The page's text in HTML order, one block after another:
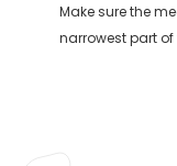
Make sure the
narrowest part